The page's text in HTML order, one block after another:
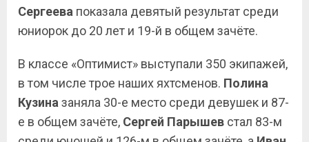
Сергеева показала девятый результат среди
юниорок до 20 лет и 19-й в общем зачёте.
В классе «Оптимист» выступали 350 экипажей,
в том числе трое наших яхтсменов. Полина
Кузина заняла 30-е место среди девушек и 87-
е в общем зачёте, Сергей Парышев стал 83-м